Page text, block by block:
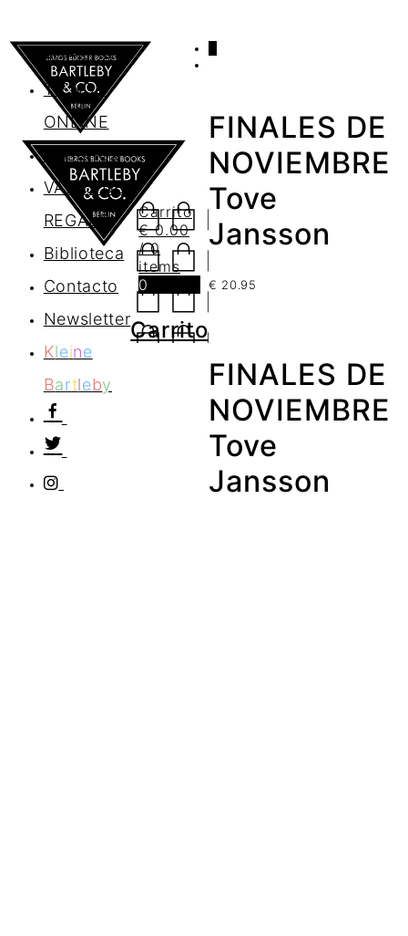
AGENDA
TIENDA
ONLINE
Nosotros
VALES DE
REGALO
Biblioteca
Contacto
Newsletter
Kleine
Bartleby
Carrito
€0.00
/ 0
items
0
Carrito
FINALES DE
NOVIEMBRE
Tove
Jansson
€ 20.95
FINALES DE
NOVIEMBRE
Tove
Jansson